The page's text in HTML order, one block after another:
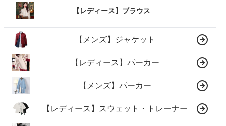
【レディース】ブラウス
【メンズ】ジャケット
【レディース】パーカー
【メンズ】パーカー
【レディース】スウェット・トレーナー